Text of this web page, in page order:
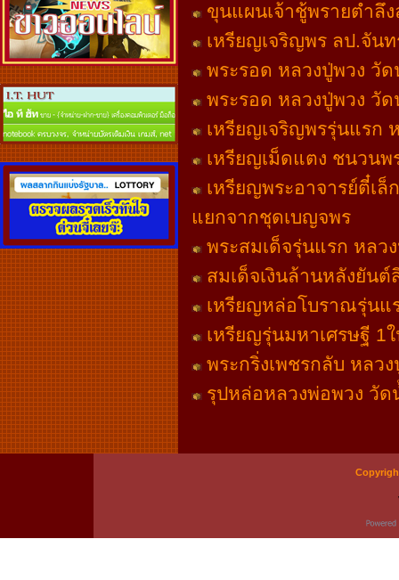
ขุนแผนเจ้าชู้พรายตำลึ
เหรียญเจริญพร ลป.จัน
พระรอด หลวงปู่พวง วั
พระรอด หลวงปู่พวง วั
เหรียญเจริญพรรุ่นแรก
เหรียญเม็ดแตง ชนวนพ
เหรียญพระอาจารย์ตี๋เ
แยกจากชุดเบญจพร
พระสมเด็จรุ่นแรก หล
สมเด็จเงินล้านหลังยัน
เหรียญหล่อโบราณรุ่นแ
เหรียญรุ่นมหาเศรษฐี 1
พระกริ่งเพชรกลับ หลว
รุปหล่อหลวงพ่อพวง วั